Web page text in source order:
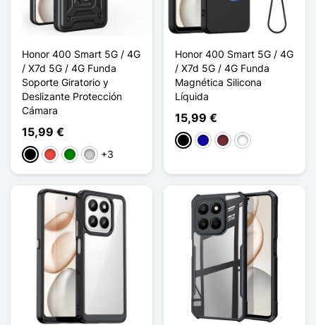
Honor 400 Smart 5G / 4G
/ X7d 5G / 4G Funda
Soporte Giratorio y
Deslizante Protección
Cámara
15,99 €
NegroRojoVerdePlata+3
Honor 400 Smart 5G / 4G
/ X7d 5G / 4G Funda
Magnética Silicona
Líquida
15,99 €
NegroAzul oscuro
Rouge VinVert Foncé